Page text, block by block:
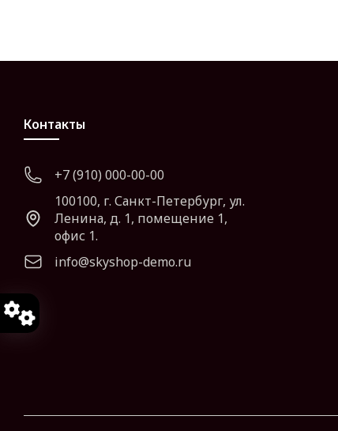
Контакты
+7 (910) 000-00-00
100100, г. Санкт-Петербург, ул.
Ленина, д. 1, помещение 1,
офис 1.
info@skyshop-demo.ru